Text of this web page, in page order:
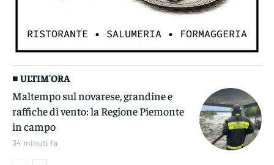
■ ULTIM'ORA
Maltempo sul novarese, grandine e
raffiche di vento: la Regione Piemonte
in campo
34 minuti fa